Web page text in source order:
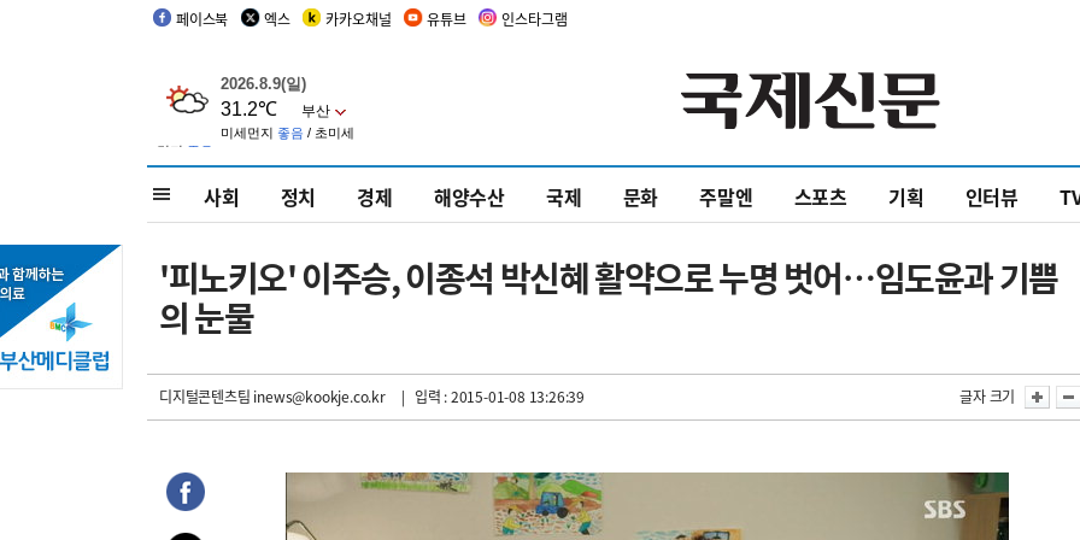
페이스북 엑스 카카오채널 유튜브 인스타그램
사회 정치 경제 해양수산 국제 문화 주말엔 스포츠 기획 인터뷰
'피노키오' 이주승, 이종석 박신혜 활약으로 누명 벗어…임도윤과 기쁨
의 눈물
디지털콘텐츠팀 inews@kookje.co.kr | 입력 : 2015-01-08 13:26:39 글자 크기